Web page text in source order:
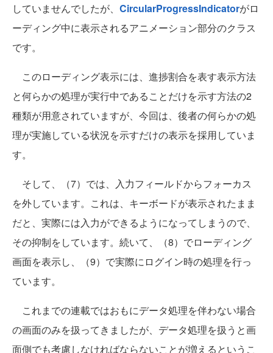
していませんでしたが、 CircularProgressIndicatorがロ
ーディング中に表示されるアニメーション部分のクラス
です。
このローディング表示には、進捗割合を表す表示方法
と何らかの処理が実行中であることだけを示す方法の2
種類が用意されていますが、今回は、後者の何らかの処
理が実施している状況を示すだけの表示を採用していま
す。
そして、（7）では、入力フィールドからフォーカス
を外しています。これは、キーボードが表示されたまま
だと、実際には入力ができるようになってしまうので、
その抑制をしています。続いて、（8）でローディング
画面を表示し、（9）で実際にログイン時の処理を行っ
ています。
これまでの連載ではおもにデータ処理を伴わない場合
の画面のみを扱ってきましたが、データ処理を扱うと画
面側でも考慮しなければならないことが増えるというこ